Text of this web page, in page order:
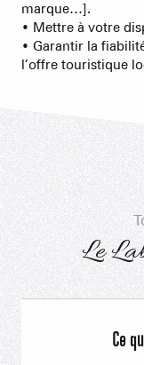
marque…].
• Mettre à votre
• Garantir la
l’offre touristique
Le
Ce